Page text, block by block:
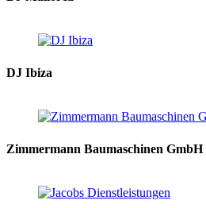
DJ Ibiza
Zimmermann Baumaschinen GmbH